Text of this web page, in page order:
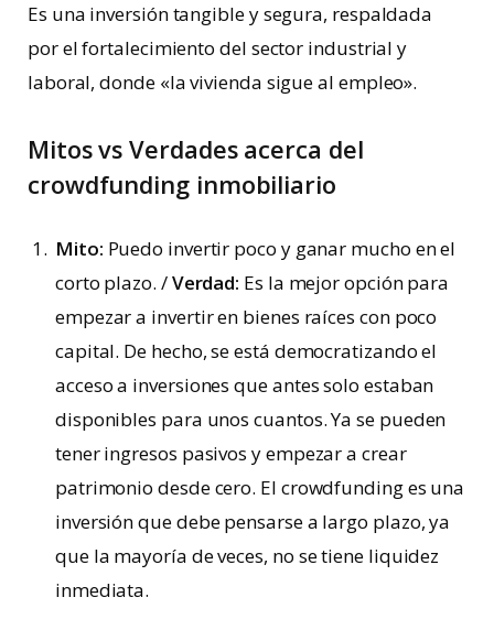
Es una inversión tangible y segura, respaldada
por el fortalecimiento del sector industrial y
laboral, donde «la vivienda sigue al empleo».
Mitos vs Verdades acerca del
crowdfunding inmobiliario
Mito: Puedo invertir poco y ganar mucho en el
corto plazo. /Verdad: Es la mejor opción para
empezar a invertir en bienes raíces con poco
capital. De hecho, se está democratizando el
acceso a inversiones que antes solo estaban
disponibles para unos cuantos. Ya se pueden
tener ingresos pasivos y empezar a crear
patrimonio desde cero. El crowdfunding es una
inversión que debe pensarse a largo plazo, ya
que la mayoría de veces, no se tiene liquidez
inmediata.